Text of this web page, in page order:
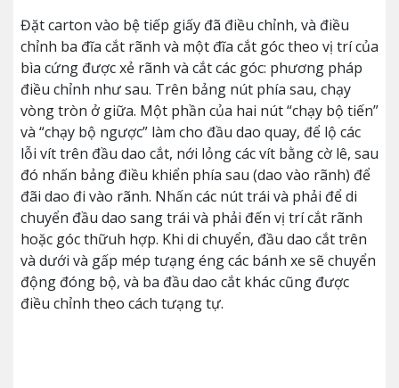
Đặt carton vào bệ tiếp giấy đã điều chỉnh, và điều
chỉnh ba đĩa cắt rãnh và một đĩa cắt góc theo vị trí của
bìa cứng được xẻ rãnh và cắt các góc: phương pháp
điều chỉnh như sau. Trên bảng nút phía sau, chạy
vòng tròn ở giữa. Một phần của hai nút “chạy bộ tiến”
và “chạy bộ ngược” làm cho đầu dao quay, để lộ các
lỗi vít trên đầu dao cắt, nới lỏng các vít bằng cờ lê, sau
đó nhấn bảng điều khiển phía sau (dao vào rãnh) để
đãi dao đi vào rãnh. Nhấn các nút trái và phải để di
chuyển đầu dao sang trái và phải đến vị trí cắt rãnh
hoặc góc thữuh hợp. Khi di chuyển, đầu dao cắt trên
và dưới và gấp mép tưạng éng các bánh xe sẽ chuyển
động đóng bộ, và ba đầu dao cắt khác cũng được
điều chỉnh theo cách tưạng tự.